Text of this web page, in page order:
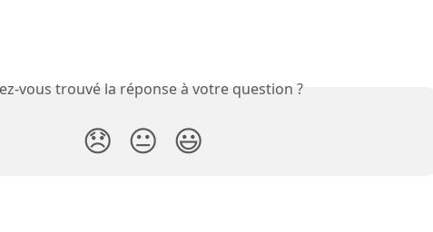
vous trouvé la réponse à votre question ?
😞 😐 😃